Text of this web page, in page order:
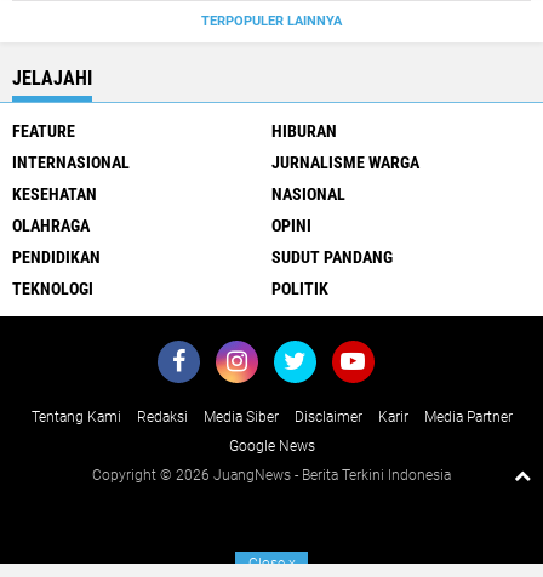
TERPOPULER LAINNYA
JELAJAHI
FEATURE
HIBURAN
INTERNASIONAL
JURNALISME WARGA
KESEHATAN
NASIONAL
OLAHRAGA
OPINI
PENDIDIKAN
SUDUT PANDANG
TEKNOLOGI
POLITIK
Tentang Kami Redaksi Media Siber Disclaimer Karir
Media Partner
Google News
Copyright © 2026 JuangNews - Berita Terkini Indonesia
Closex